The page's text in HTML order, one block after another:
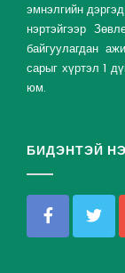
эмнэлгийн
нэртэйгээр
байгуулагдан
сарыг хүртэл 1
юм.
БИДЭНТЭЙ